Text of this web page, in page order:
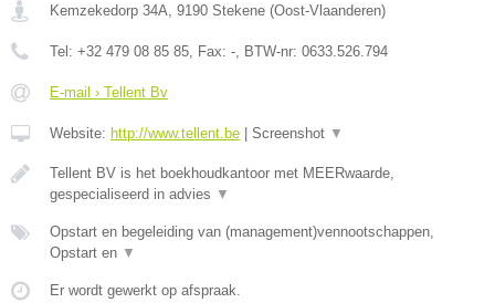
Kemzekedorp 34A 9190 Stekene (Oost-Vlaanderen)
Tel: +32 479 08 85 85 , Fax: - , BTW-nr: 0633.526.794
E-mail › Tellent Bv
Website: http://www.tellent.be | Screenshot ▼
Tellent BV is het boekhoudkantoor met MEERwaarde,
gespecialiseerd in advies ▼
Opstart en begeleiding van (management)vennootschappen,
Opstart en ▼
Er wordt gewerkt op afspraak.